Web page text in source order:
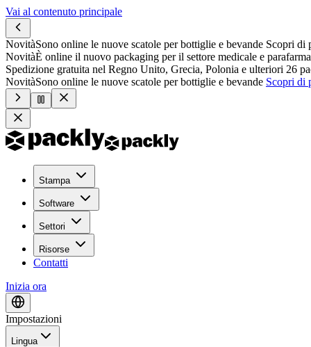
Vai al contenuto principale
NovitàSono online le nuove scatole per bottiglie e bevande Scopri di
NovitàÈ online il nuovo packaging per il settore medicale e
Spedizione gratuita nel Regno Unito, Grecia, Polonia e ulteriori 26
NovitàSono online le nuove scatole per bottiglie e bevande Scopri di
Stampa
Software
Settori
Risorse
Contatti
Inizia ora
Impostazioni
Lingua